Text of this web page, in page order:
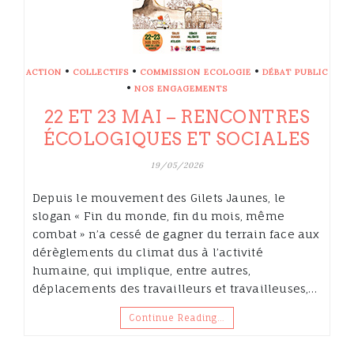
ACTION • COLLECTIFS • COMMISSION ECOLOGIE • DÉBAT PUBLIC
• NOS ENGAGEMENTS
22 ET 23 MAI – RENCONTRES
ÉCOLOGIQUES ET SOCIALES
19/05/2026
Depuis le mouvement des Gilets Jaunes, le
slogan « Fin du monde, fin du mois, même
combat » n’a cessé de gagner du terrain face aux
dérèglements du climat dus à l’activité
humaine, qui implique, entre autres,
déplacements des travailleurs et travailleuses,…
Continue Reading…